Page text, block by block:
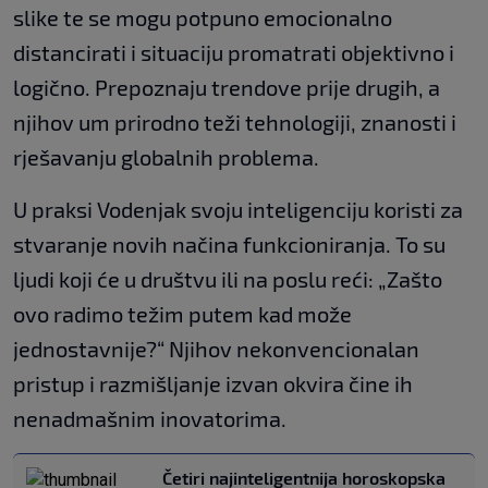
slike te se mogu potpuno emocionalno
distancirati i situaciju promatrati objektivno i
logično. Prepoznaju trendove prije drugih, a
njihov um prirodno teži tehnologiji, znanosti i
rješavanju globalnih problema.
U praksi Vodenjak svoju inteligenciju koristi za
stvaranje novih načina funkcioniranja. To su
ljudi koji će u društvu ili na poslu reći: „Zašto
ovo radimo težim putem kad može
jednostavnije?“ Njihov nekonvencionalan
pristup i razmišljanje izvan okvira čine ih
nenadmašnim inovatorima.
Četiri najinteligentnija horoskopska